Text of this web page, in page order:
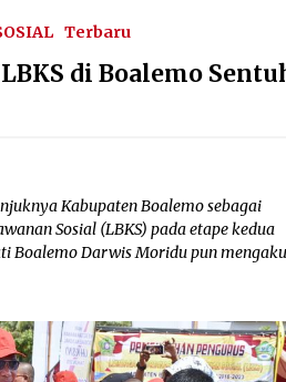
Terbaru
di Boalemo
Kabupaten Boalemo sebagai
Sosial (LBKS) pada etape kedua
Boalemo Darwis Moridu pun